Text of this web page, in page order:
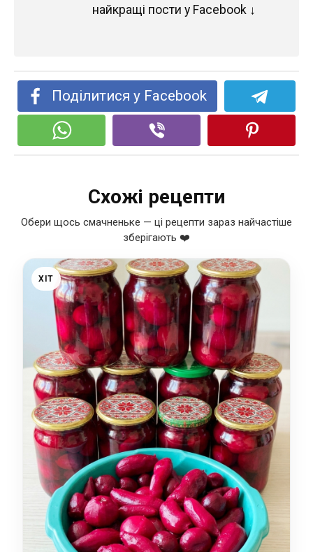
найкращі пости у Facebook ↓
Поділитися у Facebook
Схожі рецепти
Обери щось смачненьке — ці рецепти зараз найчастіше
зберігають ❤️
ХІТ